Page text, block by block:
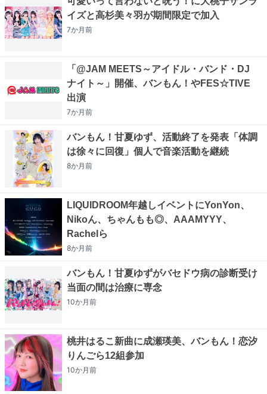
イズと高杉美々羽が期間限定で加入
7か月前
「@JAM MEETS～アイドル・バンド・DJ
ナイト～」開催、バンもん！やFES☆TIVE
出演
7か月前
バンもん！甘夏ゆず、活動終了を発表「体調
は徐々に回復」個人で音楽活動を継続
8か月前
LIQUIDROOM年越しイベントにYonYon、
Nikoん、ちゃんもも◎、AAAMYYY、
Rachelら
8か月前
バンもん！甘夏ゆずがバセドウ病の診断受け
当面の間は治療に専念
10か月前
桃井はるこ新曲に成瀬瑛美、バンもん！恋汐
りんごら12組参加
10か月前